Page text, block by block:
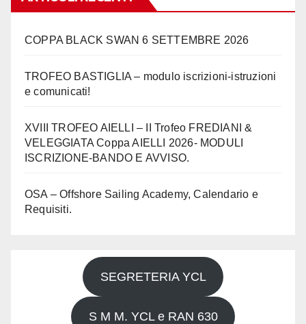
COPPA BLACK SWAN 6 SETTEMBRE 2026
TROFEO BASTIGLIA – modulo iscrizioni-istruzioni
e comunicati!
XVIII TROFEO AIELLI – II Trofeo FREDIANI &
VELEGGIATA Coppa AIELLI 2026- MODULI
ISCRIZIONE-BANDO E AVVISO.
OSA – Offshore Sailing Academy, Calendario e
Requisiti.
SEGRETERIA YCL
S M M. YCL e RAN 630